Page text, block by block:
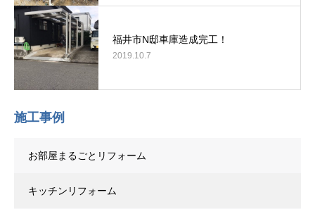
福井市N邸車庫造成完工！
2019.10.7
施工事例
お部屋まるごとリフォーム
キッチンリフォーム